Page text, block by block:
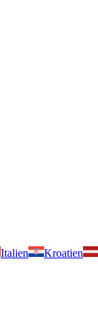
Italien Kroatien